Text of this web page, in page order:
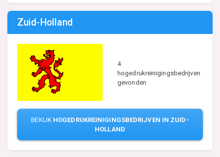
Zuid-Holland
4
hogedrukreinigingsbedrijven
gevonden
BEKIJK HOGEDRUKREINIGINGSBEDRIJVEN IN ZUID-
HOLLAND